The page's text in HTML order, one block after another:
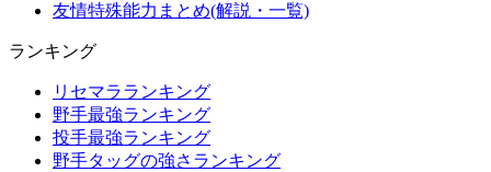
友情特殊能力まとめ(解説・一覧)
ランキング
リセマラランキング
野手最強ランキング
投手最強ランキング
野手タッグの強さランキング